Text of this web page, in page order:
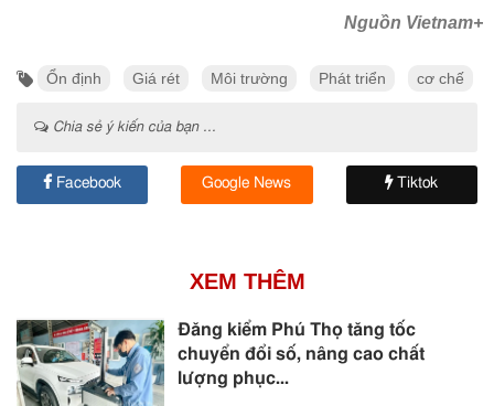
Nguồn Vietnam+
Ổn định Giá rét Môi trường Phát triển cơ chế
Chia sẻ ý kiến của bạn ...
Facebook Google News Tiktok
XEM THÊM
Đăng kiểm Phú Thọ tăng tốc
chuyển đổi số, nâng cao chất
lượng phục...